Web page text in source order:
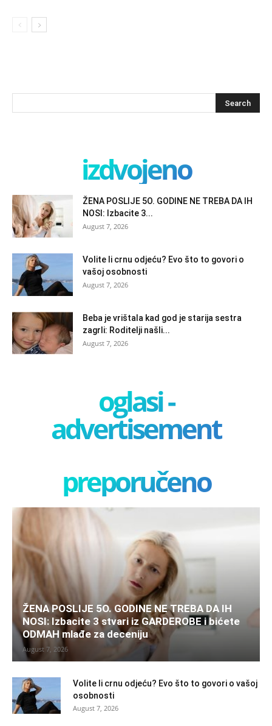
izdvojeno
ŽENA POSLIJE 5O. GODINE NE TREBA DA IH
NOSI: Izbacite 3...
August 7, 2026
Volite li crnu odjeću? Evo što to govori o
vašoj osobnosti
August 7, 2026
Beba je vrištala kad god je starija sestra
zagrli: Roditelji našli...
August 7, 2026
oglasi -
advertisement
preporučeno
ŽENA POSLIJE 5O. GODINE NE TREBA DA IH
NOSI: Izbacite 3 stvari iz GARDEROBE i bićete
ODMAH mlađe za deceniju
August 7, 2026
Volite li crnu odjeću? Evo što to govori o vašoj
osobnosti
August 7, 2026